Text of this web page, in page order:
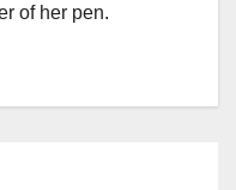
of her pen.